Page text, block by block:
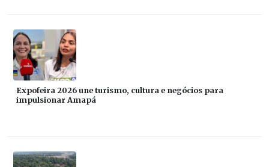
Expofeira 2026 une turismo, cultura e negócios para
impulsionar Amapá